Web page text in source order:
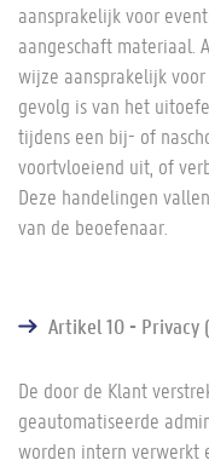
aansprakelijk voor
aangeschaft materiaal.
wijze aansprakelijk
gevolg is van het
tijdens een bij- of
voortvloeiend uit, of
Deze handelingen
van de beoefenaar.
Artikel 10 - Privacy
De door de Klant
geautomatiseerde
worden intern verwerkt